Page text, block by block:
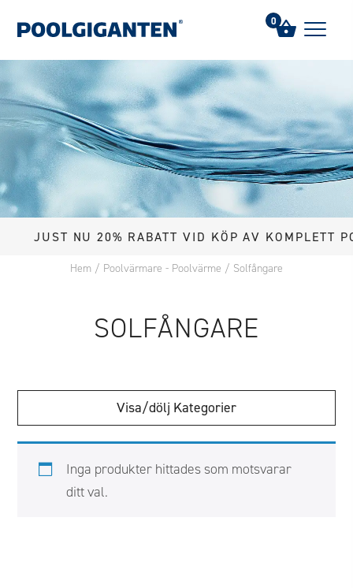
JUST NU 20% RABATT VID KÖP AV KOMPLETT
Hem / Poolvärmare - Poolvärme / Solfångare
SOLFÅNGARE
Kategorier
Inga produkter hittades som motsvarar
ditt val.
0